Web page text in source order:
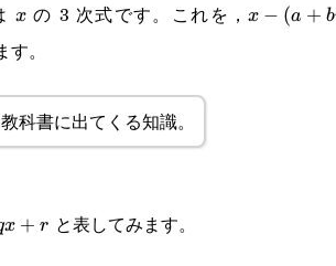
x
xの 3 次式です。これを，x-
x − (a +
。
科書に出てくる知識。
x + r と表してみます。